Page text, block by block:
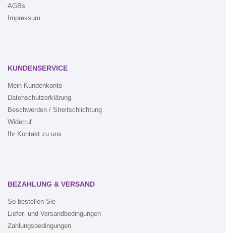
AGBs
Impressum
KUNDENSERVICE
Mein Kundenkonto
Datenschutzerklärung
Beschwerden / Streitschlichtung
Widerruf
Ihr Kontakt zu uns
BEZAHLUNG & VERSAND
So bestellen Sie
Liefer- und Versandbedingungen
Zahlungsbedingungen